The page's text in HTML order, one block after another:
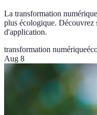
La transformation
plus écologique. Découvrez
d'application.
transformation numérique
Aug 8